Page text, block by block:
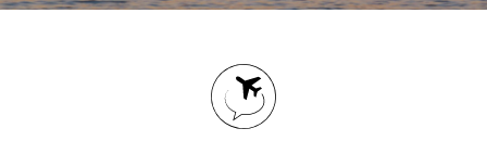
Architecture
Språkkurser
för lärare